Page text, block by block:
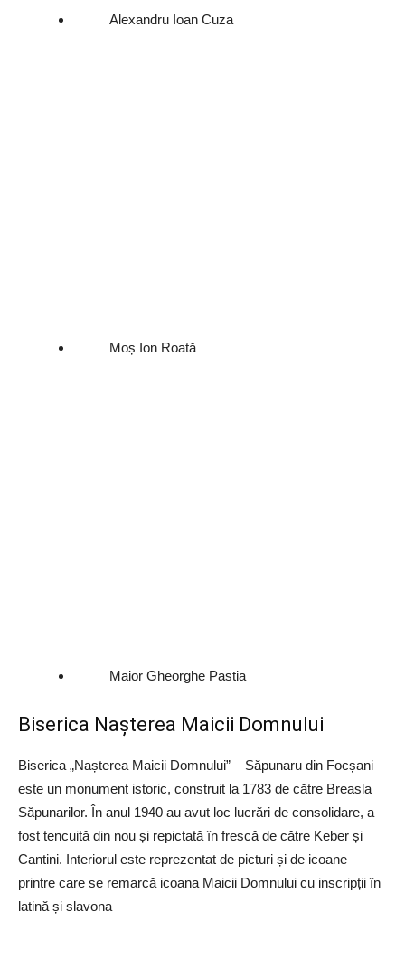
Alexandru Ioan Cuza
Moș Ion Roată
Maior Gheorghe Pastia
Biserica Nașterea Maicii Domnului
Biserica „Nașterea Maicii Domnului” – Săpunaru din Focșani
este un monument istoric, construit la 1783 de către Breasla
Săpunarilor. În anul 1940 au avut loc lucrări de consolidare, a
fost tencuită din nou și repictată în frescă de către Keber și
Cantini. Interiorul este reprezentat de picturi și de icoane
printre care se remarcă icoana Maicii Domnului cu inscripții în
latină și slavona